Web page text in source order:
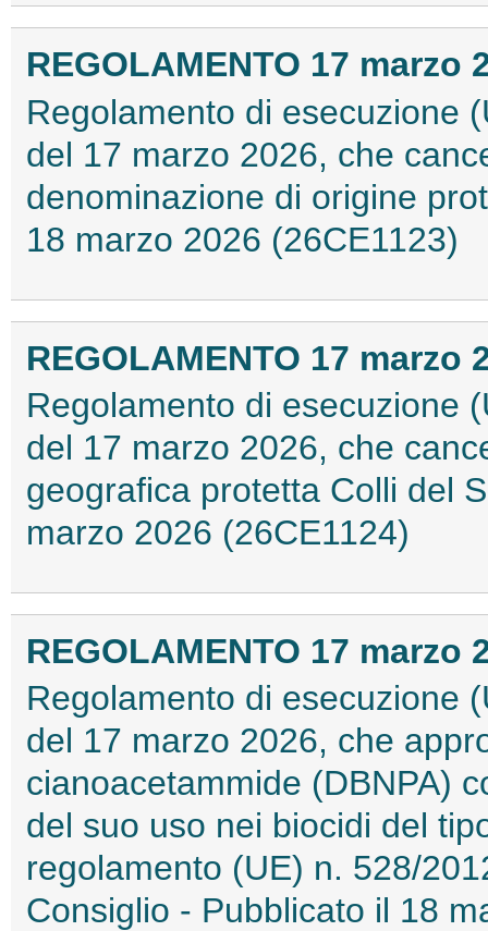
REGOLAMENTO 17 marzo
Regolamento di esecuzione
del 17 marzo 2026, che
denominazione di origine
18 marzo 2026 (26CE1123)
REGOLAMENTO 17 marzo
Regolamento di esecuzione
del 17 marzo 2026, che
geografica protetta Colli del
marzo 2026 (26CE1124)
REGOLAMENTO 17 marzo
Regolamento di esecuzione
del 17 marzo 2026, che
cianoacetammide (DBNPA)
del suo uso nei biocidi del
regolamento (UE) n. 528/
Consiglio - Pubblicato il 18